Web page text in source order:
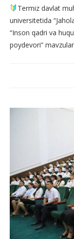
Termiz davlat
universitetida
“Inson qadri va
poydevori”